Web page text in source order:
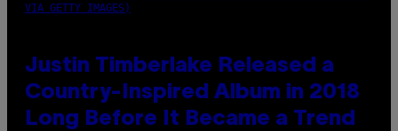
VIA GETTY IMAGES)
Justin Timberlake Released a
Country-Inspired Album in 2018
Long Before It Became a Trend